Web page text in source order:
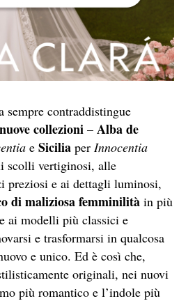
sempre contraddistingue
collezioni – Alba de
e Sicilia per Innocentia
scolli vertiginosi, alle
preziosi e ai dettagli luminosi,
di maliziosa femminilità in più
ai modelli più classici e
e trasformarsi in qualcosa
e unico. Ed è così che,
originali, nei nuovi
più romantico e l’indole più